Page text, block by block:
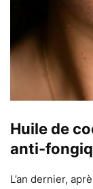
Huile de
anti-
L’an dernier,